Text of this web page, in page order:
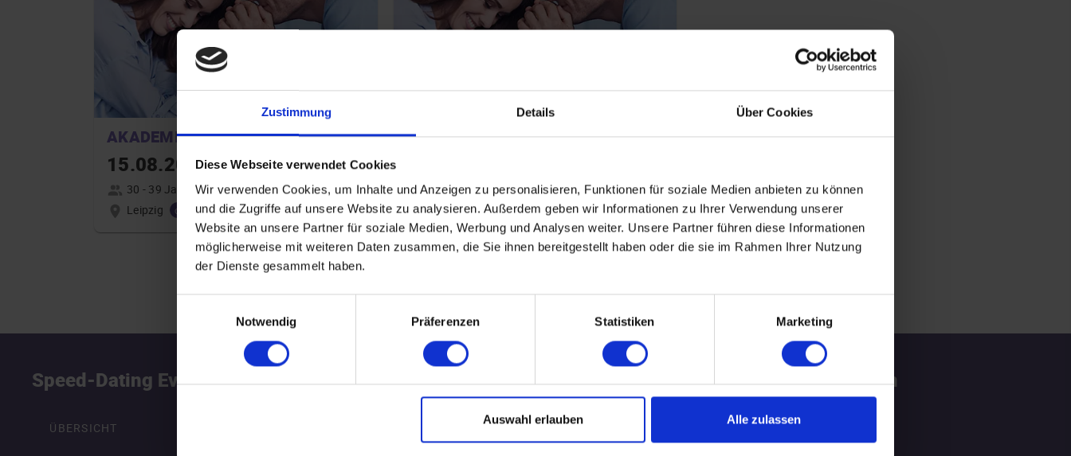
Zustimmung Details Über Cookies
Diese Webseite verwendet Cookies
Wir verwenden Cookies, um Inhalte und Anzeigen zu personalisieren, Funktionen für soziale Medien anbieten zu können
und die Zugriffe auf unsere Website zu analysieren. Außerdem geben wir Informationen zu Ihrer Verwendung unserer
Website an unsere Partner für soziale Medien, Werbung und Analysen weiter. Unsere Partner führen diese Informationen
möglicherweise mit weiteren Daten zusammen, die Sie ihnen bereitgestellt haben oder die sie im Rahmen Ihrer Nutzung
der Dienste gesammelt haben.
Notwendig
Präferenzen Statistiken Marketing
Auswahl erlauben Alle zulassen
AKADEMIKER
15.08.2026 16:00
30 - 39 Jahre
Leipzig
online
AKADEMIKER
30 - 39 Jahre
Leipzig
online
WEITERE EVENTS IN LEIPZIG .
Speed-Dating Events
ÜBERSICHT
Special-Events Nützliche Informationen
RATGEBER